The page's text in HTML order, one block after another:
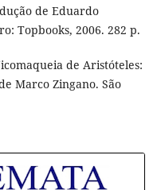
de Eduardo
Topbooks, 2006. 282 p.
de Aristóteles:
Marco Zingano. São